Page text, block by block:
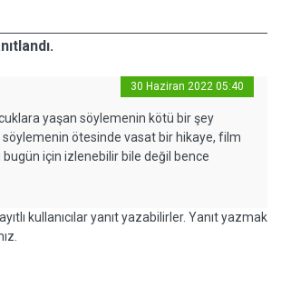
30 Haziran 2022 05:40
yaşan söylemenin kötü bir şey
ötesinde vasat bir hikaye, film
bugün için izlenebilir bile değil bence
kullanıcılar yanıt yazabilirler. Yanıt yazmak